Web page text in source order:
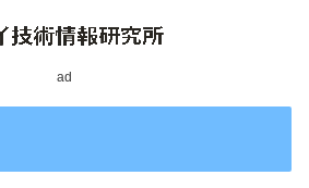
ad